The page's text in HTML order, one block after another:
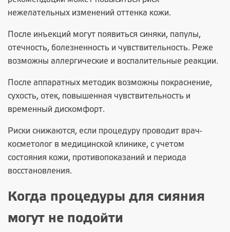
нежелательных изменений оттенка кожи.
После инъекций могут появиться синяки, папулы,
отечность, болезненность и чувствительность. Реже
возможны аллергические и воспалительные реакции.
После аппаратных методик возможны покраснение,
сухость, отек, повышенная чувствительность и
временный дискомфорт.
Риски снижаются, если процедуру проводит врач-
косметолог в медицинской клинике, с учетом
состояния кожи, противопоказаний и периода
восстановления.
Когда процедуры для сияния
могут не подойти